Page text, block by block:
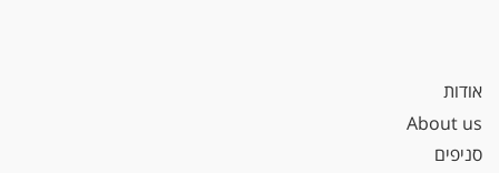
אודות
About us
סניפים